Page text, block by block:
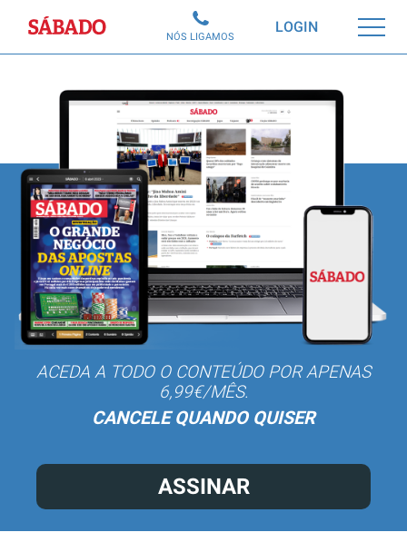
Sábado LOGIN
NÓS LIGAMOS
ACEDA A TODO O CONTEÚDO POR APENAS
6,99€/MÊS.
CANCELE QUANDO QUISER
ASSINAR